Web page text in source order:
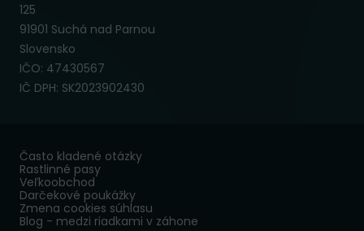
125
91901 Suchá nad Parnou
Slovensko
IČO: 47430567
IČ DPH: SK2023902430
Často kladené otázky
Rastlinné pasy
Veľkoobchod
Darčekové poukážky
Zmena cookies súhlasu
Blog - medzi riadkami v záhone